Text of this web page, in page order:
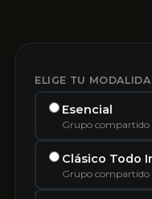
ELIGE TU
Esencial
Grupo compartido
Clásico Todo
Grupo compartido